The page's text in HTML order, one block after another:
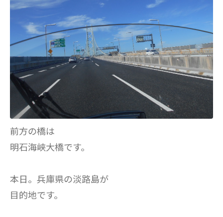
前方の橋は
明石海峡大橋です。
本日。兵庫県の淡路島が
目的地です。